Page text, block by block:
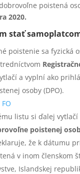
poistená
2020.
stať
poistenie sa fyzická
a vyplní ako
osoby (DPO).
listu si ďalej
poistenej
že k dátumu
v inom členskom
Islandskej